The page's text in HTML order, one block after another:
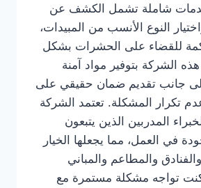
شاملة تشمل الكشف عن
النوع الأنسب من المبيدات،
للقضاء على الحشرات بشكل
الشركة بتوفير مواد آمنة
إلى جانب تقديم ضمان حقيقي على
تكرار المشكلة. تعتمد الشركة
المدربين الذين يتبعون
في العمل، مما يجعلها الخيار
والمطاعم والمباني
كنت تواجه مشكلة مستمرة مع